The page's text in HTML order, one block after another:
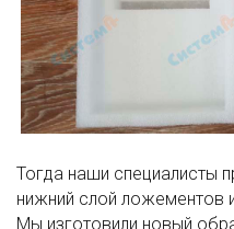
Тогда наши специалисты
нижний слой ложементов
Мы изготовили новый